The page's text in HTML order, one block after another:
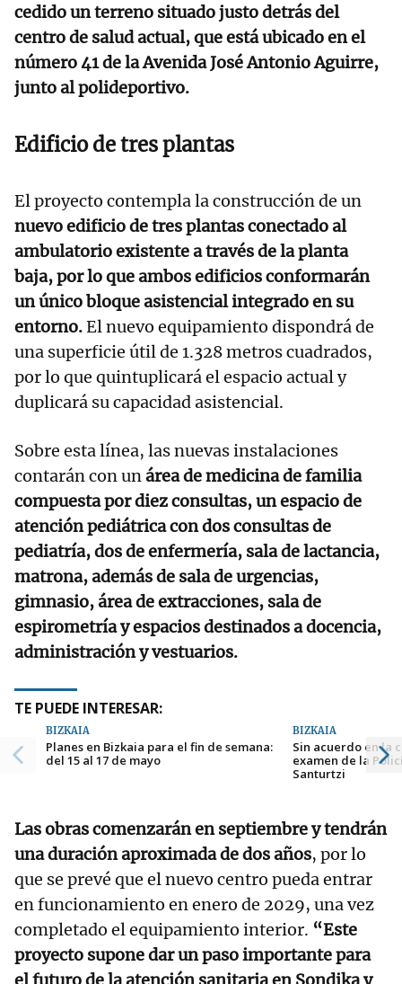
cedido un terreno situado justo detrás del
centro de salud actual, que está ubicado en el
número 41 de la Avenida José Antonio Aguirre,
junto al polideportivo.
Edificio de tres plantas
El proyecto contempla la construcción de un
nuevo edificio de tres plantas conectado al
ambulatorio existente a través de la planta
baja, por lo que ambos edificios conformarán
un único bloque asistencial integrado en su
entorno.El nuevo equipamiento dispondrá de
una superficie útil de 1.328 metros cuadrados,
por lo que quintuplicará el espacio actual y
duplicará su capacidad asistencial.
Sobre esta línea, las nuevas instalaciones
contarán con unárea de medicina de familia
compuesta por diez consultas, un espacio de
atención pediátrica con dos consultas de
pediatría, dos de enfermería, sala de lactancia,
matrona, además de sala de urgencias,
gimnasio, área de extracciones, sala de
espirometría y espacios destinados a docencia,
administración y vestuarios.
TE PUEDE INTERESAR:
BIZKAIA
Planes en Bizkaia para el fin de semana:
del 15 al 17 de mayo
BIZKAIA
Sin acuerdo en la
examen de la
Santurtzi
Las obras comenzarán en septiembre y tendrán
una duración aproximada de dos años, por lo
que se prevé que el nuevo centro pueda entrar
en funcionamiento en enero de 2029, una vez
completado el equipamiento interior. “Este
proyecto supone dar un paso importante para
el futuro de la atención sanitaria en Sondika y